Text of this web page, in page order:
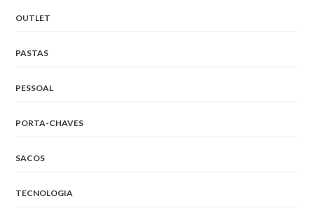
OUTLET
PASTAS
PESSOAL
PORTA-CHAVES
SACOS
TECNOLOGIA